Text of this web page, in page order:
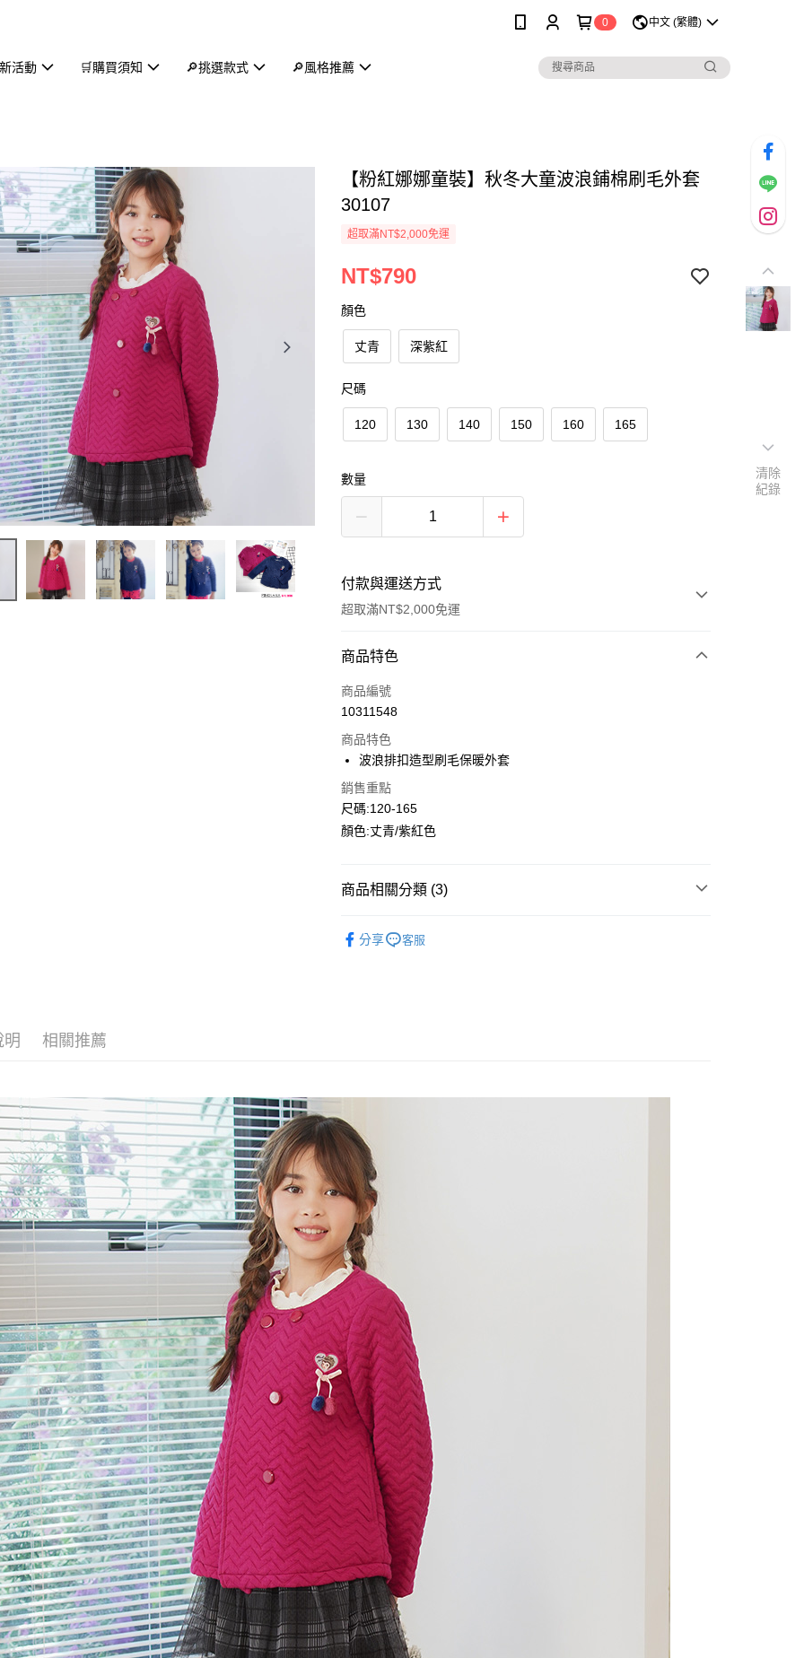
0 中文 (繁體)
活動 🛒購買須知 🔎挑選款式 🔎風格推薦
【粉紅娜娜童裝】秋冬大童波浪鋪棉刷毛外套
30107
超取滿NT$2,000免運
NT$790
顏色
丈青 深紫紅
尺碼
120 130 140 150 160 165
數量
付款與運送方式
超取滿NT$2,000免運
付款方式
信用卡一次付款
LINE Pay
Apple Pay
全家付款取貨
付款後7-11取貨
每筆NT$80，滿NT$2,000(含以上)免運費
宅配
每筆NT$80，滿NT$2,000(含以上)免運費
商品特色
商品編號
10311548
商品特色
波浪排扣造型刷毛保暖外套
銷售重點
尺碼:120-165
顏色:丈青/紫紅色
商品相關分類 (3)
分享 客服
明 相關推薦
清除
紀錄